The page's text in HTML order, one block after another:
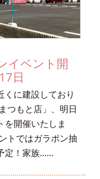
イベント開
日
に建設しており
つもと店」、明日
を開催いたしま
ではガラポン抽
定！家族……